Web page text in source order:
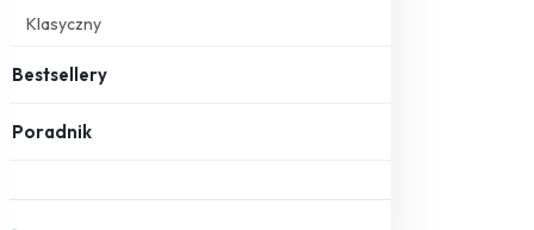
Klasyczny
Bestsellery
Poradnik